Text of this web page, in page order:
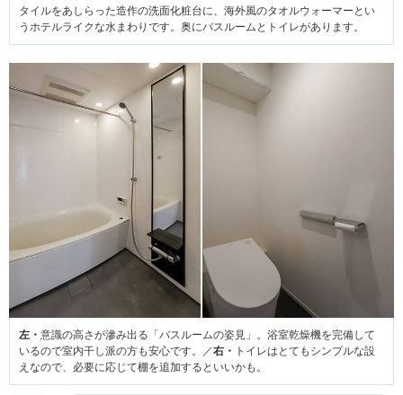
タイルをあしらった造作の洗面化粧台に、海外風のタオルウォーマーとい
うホテルライクな水まわりです。奥にバスルームとトイレがあります。
左・ 意識の高さが滲み出る「バスルームの姿見」。浴室乾燥機を完備して
いるので室内干し派の方も安心です。／右・ トイレはとてもシンプルな設
えなので、必要に応じて棚を追加するといいかも。